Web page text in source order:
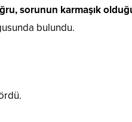
sorunun karmaşık
bulundu.